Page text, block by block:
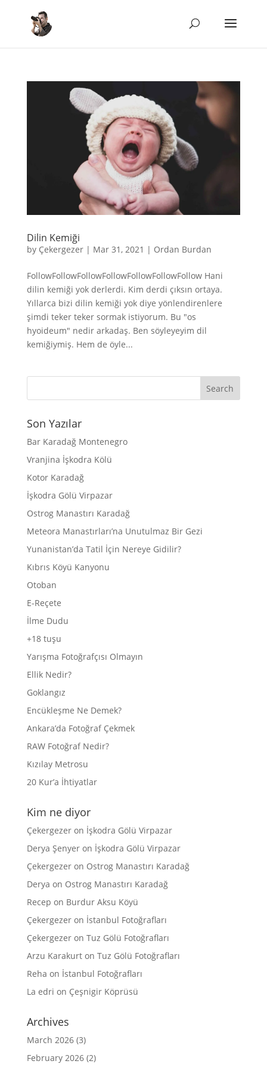
Dilin Kemiği
by Çekergezer| Mar 31, 2021 | Ordan Burdan
FollowFollowFollowFollowFollowFollowFollow Hani
dilin kemiği yok derlerdi. Kim derdi çıksın ortaya.
Yıllarca bizi dilin kemiği yok diye yönlendirenlere
şimdi teker teker sormak istiyorum. Bu "os
hyoideum" nedir arkadaş. Ben söyleyeyim dil
kemiğiymiş. Hem de öyle...
Son Yazılar
Bar Karadağ Montenegro
Vranjina İşkodra Kölü
Kotor Karadağ
İşkodra Gölü Virpazar
Ostrog Manastırı Karadağ
Meteora Manastırları’na Unutulmaz Bir Gezi
Yunanistan’da Tatil İçin Nereye Gidilir?
Kıbrıs Köyü Kanyonu
Otoban
E-Reçete
İlme Dudu
+18 tuşu
Yarışma Fotoğrafçısı Olmayın
Ellik Nedir?
Goklangız
Encükleşme Ne Demek?
Ankara’da Fotoğraf Çekmek
RAW Fotoğraf Nedir?
Kızılay Metrosu
20 Kur’a İhtiyatlar
Kim ne diyor
Çekergezeron İşkodra Gölü Virpazar
Derya Şenyeron İşkodra Gölü Virpazar
Çekergezeron Ostrog Manastırı Karadağ
Derya on Ostrog Manastırı Karadağ
Recep on Burdur Aksu Köyü
Çekergezeron İstanbul Fotoğrafları
Çekergezeron Tuz Gölü Fotoğrafları
Arzu Karakurton Tuz Gölü Fotoğrafları
Reha on İstanbul Fotoğrafları
La edri on Çeşnigir Köprüsü
Archives
March 2026(3)
February 2026(2)